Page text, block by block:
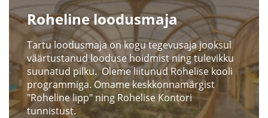
Roheline loodusmaja
Tartu loodusmaja on kogu tegevusaja jooksul
väärtustanud looduse hoidmist ning tulevikku
suunatud pilku. Oleme liitunud Rohelise kooli
programmiga. Omame keskkonnamärgist
"Roheline lipp" ning Rohelise Kontori
tunnistust.